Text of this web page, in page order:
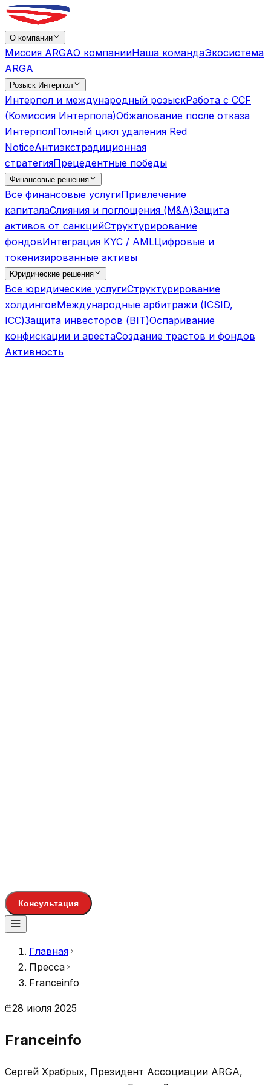
О компании
Миссия ARGAО компанииНаша командаЭкосистема
ARGA
Розыск Интерпол
Интерпол и международный розыскРабота с CCF
(Комиссия Интерпола)Обжалование после отказа
ИнтерполПолный цикл удаления Red
NoticeАнтиэкстрадиционная
стратегияПрецедентные победы
Финансовые решения
Все финансовые услугиПривлечение
капиталаСлияния и поглощения (M&A)Защита
активов от санкцийСтруктурирование
фондовИнтеграция KYC / AMLЦифровые и
токенизированные активы
Юридические решения
Все юридические услугиСтруктурирование
холдинговМеждународные арбитражи (ICSID,
ICC)Защита инвесторов (BIT)Оспаривание
конфискации и арестаСоздание трастов и фондов
Активность
Консультация
Главная
Пресса
Franceinfo
28 июля 2025
Franceinfo
Сергей Храбрых, Президент Ассоциации ARGA,